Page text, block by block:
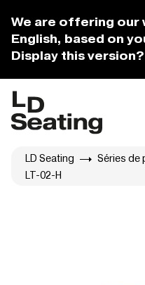
We are offering our
English, based on
Display this version?
LD Seating Séries de
LT-02-H